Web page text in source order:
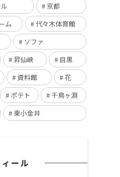
京都
ム
代々木体育館
ソファ
昇仙峡
目黒
資料館
花
ポテト
千鳥ヶ淵
東小金井
ール